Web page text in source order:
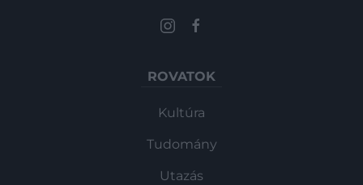
ROVATOK
Kultúra
Tudomány
Utazás